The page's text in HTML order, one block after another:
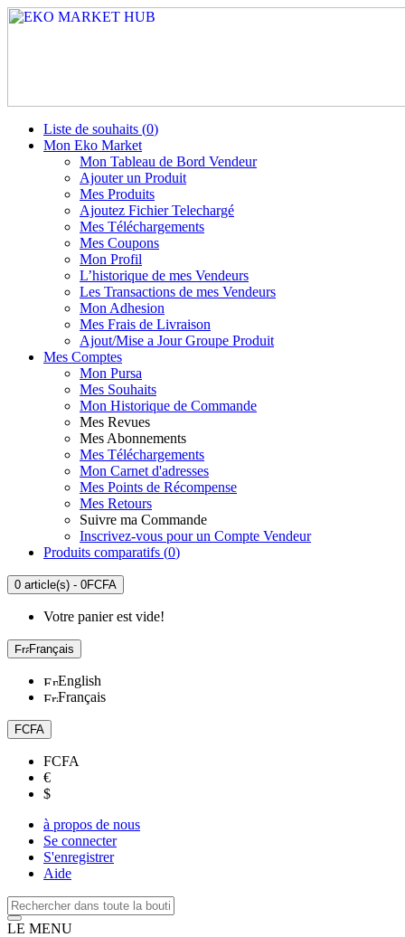
Liste de souhaits (0)
Mon Eko Market
Mon Tableau de Bord Vendeur
Ajouter un Produit
Mes Produits
Ajoutez Fichier Telechargé
Mes Téléchargements
Mes Coupons
Mon Profil
L’historique de mes Vendeurs
Les Transactions de mes Vendeurs
Mon Adhesion
Mes Frais de Livraison
Ajout/Mise a Jour Groupe Produit
Mes Comptes
Mon Pursa
Mes Souhaits
Mon Historique de Commande
Mes Revues
Mes Abonnements
Mes Téléchargements
Mon Carnet d'adresses
Mes Points de Récompense
Mes Retours
Suivre ma Commande
Inscrivez-vous pour un Compte Vendeur
Produits comparatifs (0)
0 article(s) - 0FCFA
Votre panier est vide!
Français
English
Français
FCFA
FCFA
€
$
à propos de nous
Se connecter
S'enregistrer
Aide
LE MENU